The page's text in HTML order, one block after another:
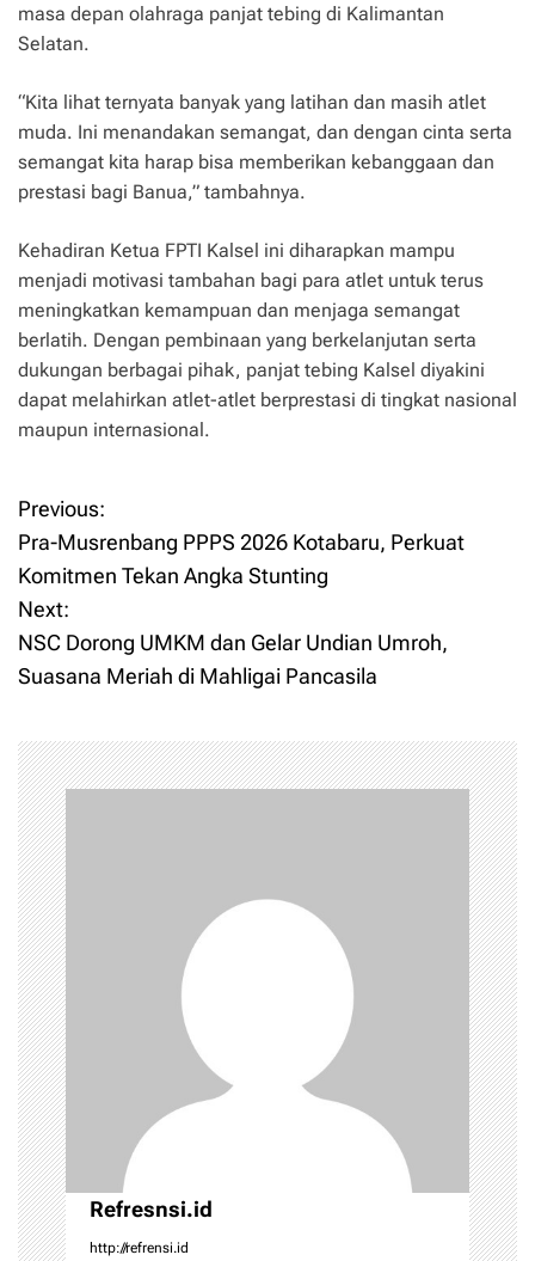
masa depan olahraga panjat tebing di Kalimantan
Selatan.
“Kita lihat ternyata banyak yang latihan dan masih atlet
muda. Ini menandakan semangat, dan dengan cinta serta
semangat kita harap bisa memberikan kebanggaan dan
prestasi bagi Banua,” tambahnya.
Kehadiran Ketua FPTI Kalsel ini diharapkan mampu
menjadi motivasi tambahan bagi para atlet untuk terus
meningkatkan kemampuan dan menjaga semangat
berlatih. Dengan pembinaan yang berkelanjutan serta
dukungan berbagai pihak, panjat tebing Kalsel diyakini
dapat melahirkan atlet-atlet berprestasi di tingkat nasional
maupun internasional.
P
o
s
t
a
v
i
g
a
t
i
o
n
Previous:
Pra-Musrenbang PPPS 2026 Kotabaru, Perkuat
Komitmen Tekan Angka Stunting
Next:
NSC Dorong UMKM dan Gelar Undian Umroh,
Suasana Meriah di Mahligai Pancasila
Refresnsi.id
http://refrensi.id